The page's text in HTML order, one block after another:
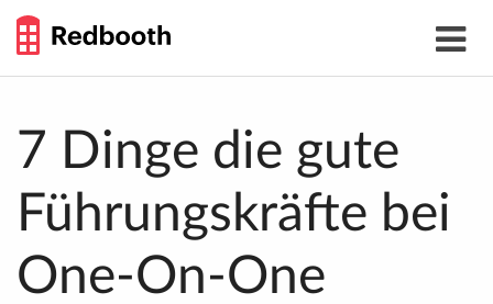
Toggle
GUIDE
7 Dinge die gute
Führungskräfte bei
One-On-One